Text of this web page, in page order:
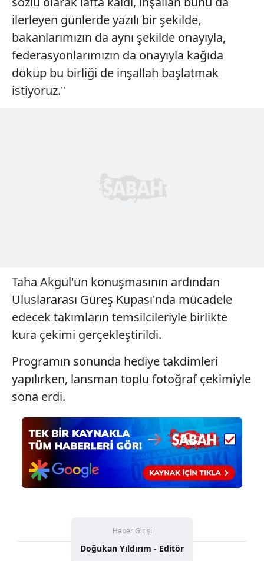
ilerleyen günlerde yazılı bir şekilde,
bakanlarımızın da aynı şekilde onayıyla,
federasyonlarımızın da onayıyla kağıda
döküp bu birliği de inşallah başlatmak
istiyoruz."
Taha Akgül'ün konuşmasının ardından
Uluslararası Güreş Kupası'nda mücadele
edecek takımların temsilcileriyle birlikte
kura çekimi gerçekleştirildi.
Programın sonunda hediye takdimleri
yapılırken, lansman toplu fotoğraf çekimiyle
sona erdi.
Haber Girişi
Doğukan Yıldırım - Editör